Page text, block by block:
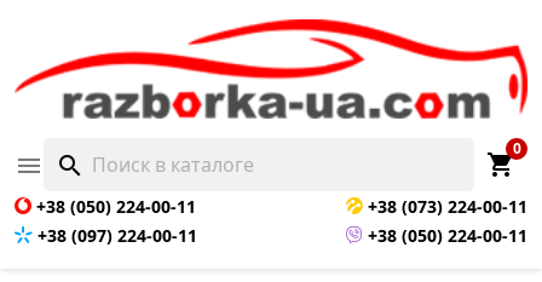
 search shopping_cart
0
+38 (050) 224-00-11
+38 (073) 224-00-11
+38 (097) 224-00-11
+38 (050) 224-00-11